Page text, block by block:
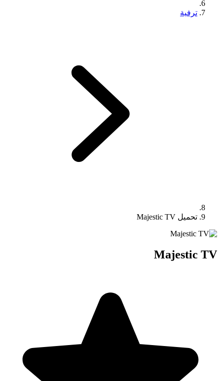
ترفية
تحميل Majestic TV
Majestic TV